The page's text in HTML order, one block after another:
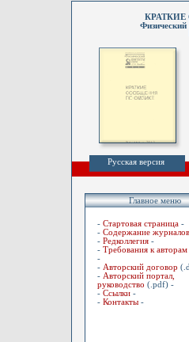
Русская версия
Главное меню
- Стартовая страница -
- Содержание журналов
- Редколлегия -
- Требования к авторам
-
- Авторский договор
- Авторский портал,
руководство (.pdf) -
- Ссылки -
- Контакты -